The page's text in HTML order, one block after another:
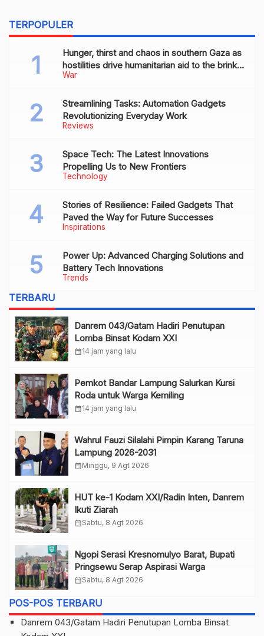
TERPOPULER
War
Hunger, thirst and chaos in southern Gaza as
hostilities drive humanitarian aid to the brink
of collapse
Reviews
Streamlining Tasks: Automation Gadgets
Revolutionizing Everyday Work
Technology
Space Tech: The Latest Innovations
Propelling Us to New Frontiers
Inspirations
Stories of Resilience: Failed Gadgets That
Paved the Way for Future Successes
Trends
Power Up: Advanced Charging Solutions and
Battery Tech Innovations
TERBARU
Danrem 043/Gatam Hadiri Penutupan
Lomba Binsat Kodam XXI
calendar_month14 jam yang lalu
Pemkot Bandar Lampung Salurkan Kursi
Roda untuk Warga Kemiling
calendar_month14 jam yang lalu
Wahrul Fauzi Silalahi Pimpin Karang Taruna
Lampung 2026-2031
calendar_monthMinggu, 9 Agt 2026
HUT ke-1 Kodam XXI/Radin Inten, Danrem
Ikuti Ziarah
calendar_monthSabtu, 8 Agt 2026
Ngopi Serasi Kresnomulyo Barat, Bupati
Pringsewu Serap Aspirasi Warga
calendar_monthSabtu, 8 Agt 2026
POS-POS TERBARU
Danrem 043/Gatam Hadiri Penutupan Lomba Binsat